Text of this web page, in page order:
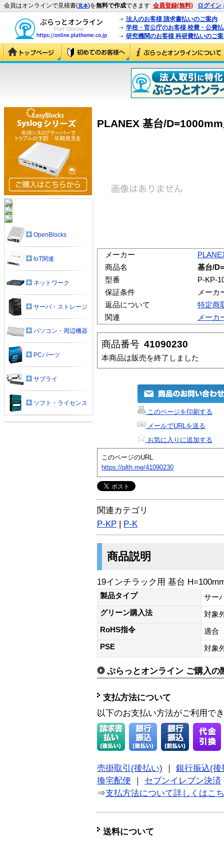
会員はオンラインで見積書(見本)を無料で作成できます 会員登録(無料) ログイン
法人のお客様 請求書払いのご案内
学校・官公庁のお客様 校費・公費
研究機関のお客様 科研費払いのご
PLANEX 基台/
メーカー
商品名
基台/
型番
P-KP-
保証条件
メーカ
返品について
特定商
関連
メーカ
商品番号 41090230
本商品は販売を終了しました
このページを印刷する
メールでURLを送る
お気に入りに追加する
このページのURL
https://plth.me/41090230
関連カテゴリ
P-KP | P-K
商品説明
19インチラック用 基台
製品タイプ
サー
グリーン購入法
対象
RoHS指令
適合
PSE
対象
ぷらっとオンライン ご購入の
支払方法について
以下のお支払い方法がご利用で
売掛取引(後払い)
銀行振込(後
換宅配便
セブンイレブン決済
⇒支払方法について詳しくはこ
送料について
OpenBlocks
IoT関連
ネットワーク
サーバ・ストレージ
パソコン・周辺機器
PCパーツ
サプライ
ソフト・ライセンス